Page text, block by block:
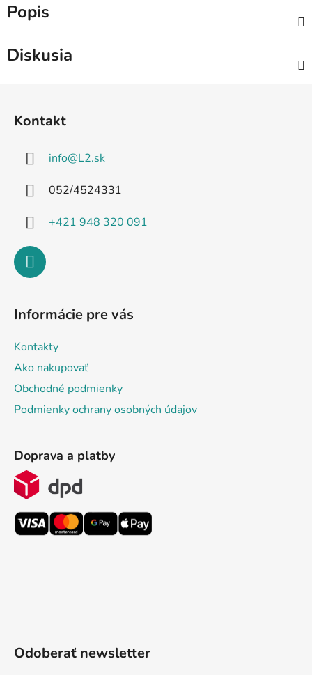
Popis
Diskusia
Kontakt
info@L2.sk
052/4524331
+421 948 320 091
Informácie pre vás
Kontakty
Ako nakupovať
Obchodné podmienky
Podmienky ochrany osobných údajov
Doprava a platby
Odoberať newsletter